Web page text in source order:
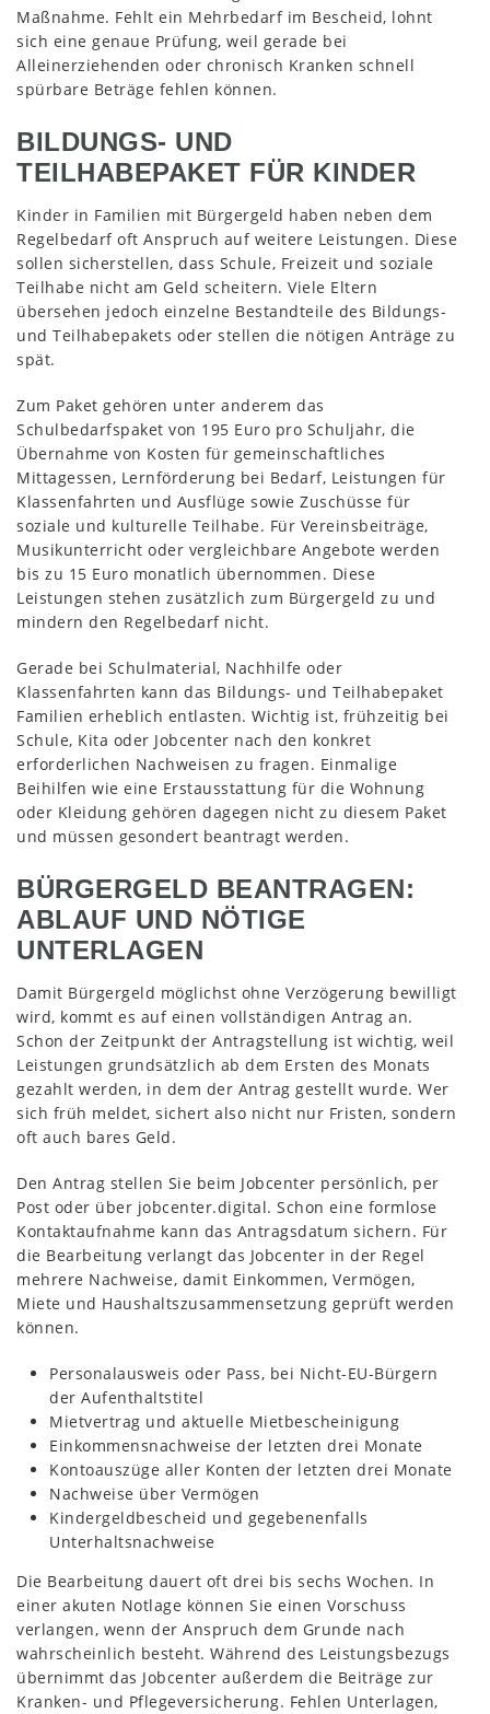
Maßnahme. Fehlt ein Mehrbedarf im Bescheid, lohnt
sich eine genaue Prüfung, weil gerade bei
Alleinerziehenden oder chronisch Kranken schnell
spürbare Beträge fehlen können.
BILDUNGS- UND
TEILHABEPAKET FÜR KINDER
Kinder in Familien mit Bürgergeld haben neben dem
Regelbedarf oft Anspruch auf weitere Leistungen. Diese
sollen sicherstellen, dass Schule, Freizeit und soziale
Teilhabe nicht am Geld scheitern. Viele Eltern
übersehen jedoch einzelne Bestandteile des Bildungs-
und Teilhabepakets oder stellen die nötigen Anträge zu
spät.
Zum Paket gehören unter anderem das
Schulbedarfspaket von 195 Euro pro Schuljahr, die
Übernahme von Kosten für gemeinschaftliches
Mittagessen, Lernförderung bei Bedarf, Leistungen für
Klassenfahrten und Ausflüge sowie Zuschüsse für
soziale und kulturelle Teilhabe. Für Vereinsbeiträge,
Musikunterricht oder vergleichbare Angebote werden
bis zu 15 Euro monatlich übernommen. Diese
Leistungen stehen zusätzlich zum Bürgergeld zu und
mindern den Regelbedarf nicht.
Gerade bei Schulmaterial, Nachhilfe oder
Klassenfahrten kann das Bildungs- und Teilhabepaket
Familien erheblich entlasten. Wichtig ist, frühzeitig bei
Schule, Kita oder Jobcenter nach den konkret
erforderlichen Nachweisen zu fragen. Einmalige
Beihilfen wie eine Erstausstattung für die Wohnung
oder Kleidung gehören dagegen nicht zu diesem Paket
und müssen gesondert beantragt werden.
BÜRGERGELD BEANTRAGEN:
ABLAUF UND NÖTIGE
UNTERLAGEN
Damit Bürgergeld möglichst ohne Verzögerung bewilligt
wird, kommt es auf einen vollständigen Antrag an.
Schon der Zeitpunkt der Antragstellung ist wichtig, weil
Leistungen grundsätzlich ab dem Ersten des Monats
gezahlt werden, in dem der Antrag gestellt wurde. Wer
sich früh meldet, sichert also nicht nur Fristen, sondern
oft auch bares Geld.
Den Antrag stellen Sie beim Jobcenter persönlich, per
Post oder über jobcenter.digital. Schon eine formlose
Kontaktaufnahme kann das Antragsdatum sichern. Für
die Bearbeitung verlangt das Jobcenter in der Regel
mehrere Nachweise, damit Einkommen, Vermögen,
Miete und Haushaltszusammensetzung geprüft werden
können.
Personalausweis oder Pass, bei Nicht-EU-Bürgern
der Aufenthaltstitel
Mietvertrag und aktuelle Mietbescheinigung
Einkommensnachweise der letzten drei Monate
Kontoauszüge aller Konten der letzten drei Monate
Nachweise über Vermögen
Kindergeldbescheid und gegebenenfalls
Unterhaltsnachweise
Die Bearbeitung dauert oft drei bis sechs Wochen. In
einer akuten Notlage können Sie einen Vorschuss
verlangen, wenn der Anspruch dem Grunde nach
wahrscheinlich besteht. Während des Leistungsbezugs
übernimmt das Jobcenter außerdem die Beiträge zur
Kranken- und Pflegeversicherung. Fehlen Unterlagen,